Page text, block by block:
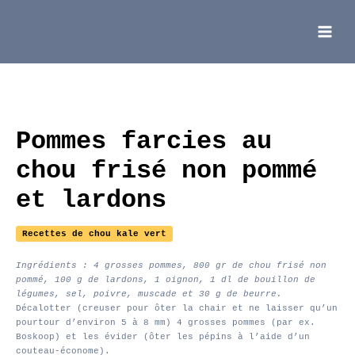
Main
Menu
Pommes farcies au
chou frisé non pommé
et lardons
Recettes de chou kale vert
Ingrédients : 4 grosses pommes, 800 gr de chou frisé non
pommé, 100 g de lardons, 1 oignon, 1 dl de bouillon de
légumes, sel, poivre, muscade et 30 g de beurre.
Décalotter (creuser pour ôter la chair et ne laisser qu’un
pourtour d’environ 5 à 8 mm) 4 grosses pommes (par ex.
Boskoop) et les évider (ôter les pépins à l’aide d’un
couteau-économe).